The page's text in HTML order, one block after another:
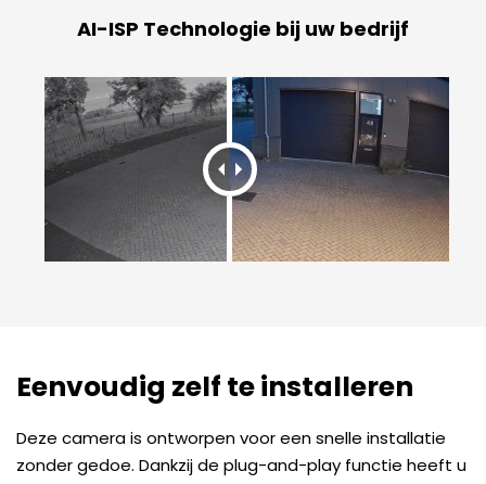
AI-ISP Technologie bij uw bedrijf
Eenvoudig zelf te installeren
Deze camera is ontworpen voor een snelle installatie
zonder gedoe. Dankzij de plug-and-play functie heeft u